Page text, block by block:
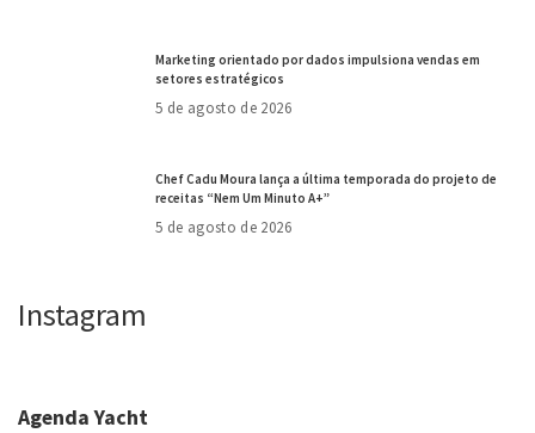
Marketing orientado por dados impulsiona vendas em
setores estratégicos
5 de agosto de 2026
Chef Cadu Moura lança a última temporada do projeto de
receitas “Nem Um Minuto A+”
5 de agosto de 2026
Instagram
Agenda Yacht